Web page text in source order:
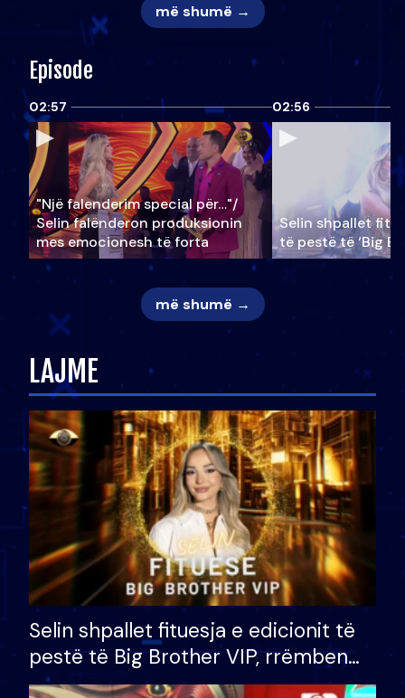
më shumë →
Episode
02:57
"Një falenderim special për…"/
Selin falënderon produksionin
mes emocionesh të forta
02:56
Selin shpallet
të pestë të ‘Big
më shumë →
LAJME
Selin shpallet fituesja e edicionit të
pestë të Big Brother VIP, rrëmben
çmimin e madh prej 100 mijë eurosh